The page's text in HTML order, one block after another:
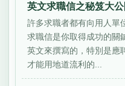
英文求職信之秘笈大公
許多求職者都有向用人單
求職信是你取得成功的關
英文來撰寫的，特別是應
才能用地道流利的...